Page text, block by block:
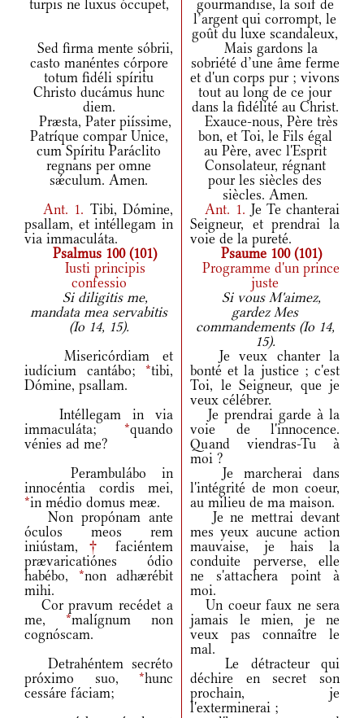
turpis ne luxus óccupet,
gourmandise, la soif de
l’argent qui corrompt, le
goût du luxe scandaleux,
Sed firma mente sóbrii,
casto manéntes córpore
totum fidéli spíritu
Christo ducámus hunc
diem.
Mais gardons la
sobriété d’une âme ferme
et d'un corps pur ; vivons
tout au long de ce jour
dans la fidélité au Christ.
Præsta, Pater piíssime,
Patríque compar Unice,
cum Spíritu Paráclito
regnans per omne
sǽculum. Amen.
Exauce-nous, Père très
bon, et Toi, le Fils égal
au Père, avec l'Esprit
Consolateur, régnant
pour les siècles des
siècles. Amen.
Ant. 1. Tibi, Dómine,
psallam, et intéllegam in
via immaculáta.
Ant. 1. Je Te chanterai
Seigneur, et prendrai la
voie de la pureté.
Psalmus 100 (101)
Psaume 100 (101)
Iusti principis
confessio
Programme d'un prince
juste
Si diligitis me,
mandata mea servabitis
(Io 14, 15).
Si vous M'aimez,
gardez Mes
commandements (Io 14,
15).
Misericórdiam et
iudícium cantábo; *tibi,
Dómine, psallam.
Je veux chanter la
bonté et la justice ; c'est
Toi, le Seigneur, que je
veux célébrer.
Intéllegam in via
immaculáta; *quando
vénies ad me?
Je prendrai garde à la
voie de l'innocence.
Quand viendras-Tu à
moi ?
Perambulábo in
innocéntia cordis mei,
*in médio domus meæ.
Je marcherai dans
l'intégrité de mon coeur,
au milieu de ma maison.
Non propónam ante
óculos meos rem
iniústam, †
faciéntem
prævaricatiónes ódio
habébo, *non adhærébit
mihi.
Je ne mettrai devant
mes yeux aucune action
mauvaise, je hais la
conduite perverse, elle
ne s'attachera point à
moi.
Cor pravum recédet a
me, *malígnum non
cognóscam.
Un coeur faux ne sera
jamais le mien, je ne
veux pas connaître le
mal.
Detrahéntem secréto
próximo suo, *hunc
cessáre fáciam;
Le détracteur qui
déchire en secret son
prochain, je
l'exterminerai ;